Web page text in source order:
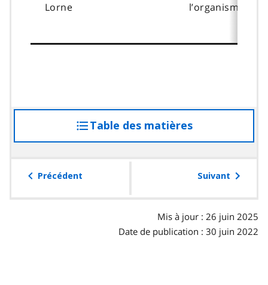
Lorne
l’organisme
Table des matières
à
table
Précédent Suivant
Mis à jour : 26 juin 2025
Date de publication : 30 juin 2022